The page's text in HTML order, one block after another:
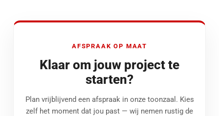
AFSPRAAK OP MAAT
Klaar om jouw project te
starten?
Plan vrijblijvend een afspraak in onze toonzaal. Kies
zelf het moment dat jou past — wij nemen rustig de